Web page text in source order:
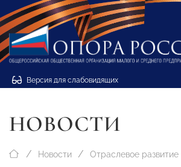
Версия для слабовидящих
НОВОСТИ
Новости Отраслевое развитие